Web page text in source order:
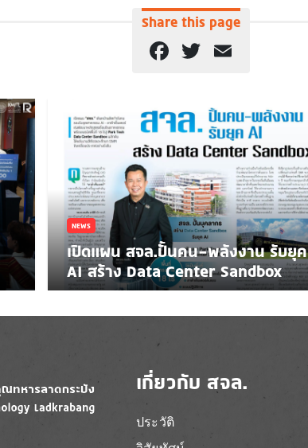
Share this page
Facebook
Twitter
NEWS
เปิดแผน สจล.ปั้นคน-พลังงาน รับยุค
AI สร้าง Data Center Sandbox
เกี่ยวกับ สจล.
ประวัติ